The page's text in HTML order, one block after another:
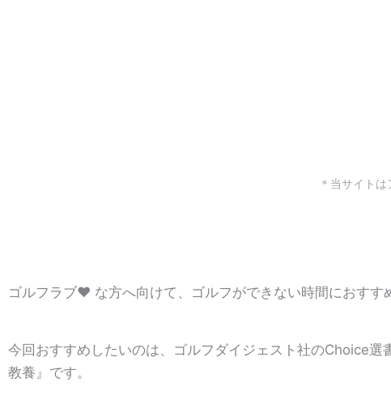
＊当サイト
ゴルフラブ❤ な方へ向けて、ゴルフができない時間におすす
今回おすすめしたいのは、ゴルフダイジェスト社のChoice選
教養』です。